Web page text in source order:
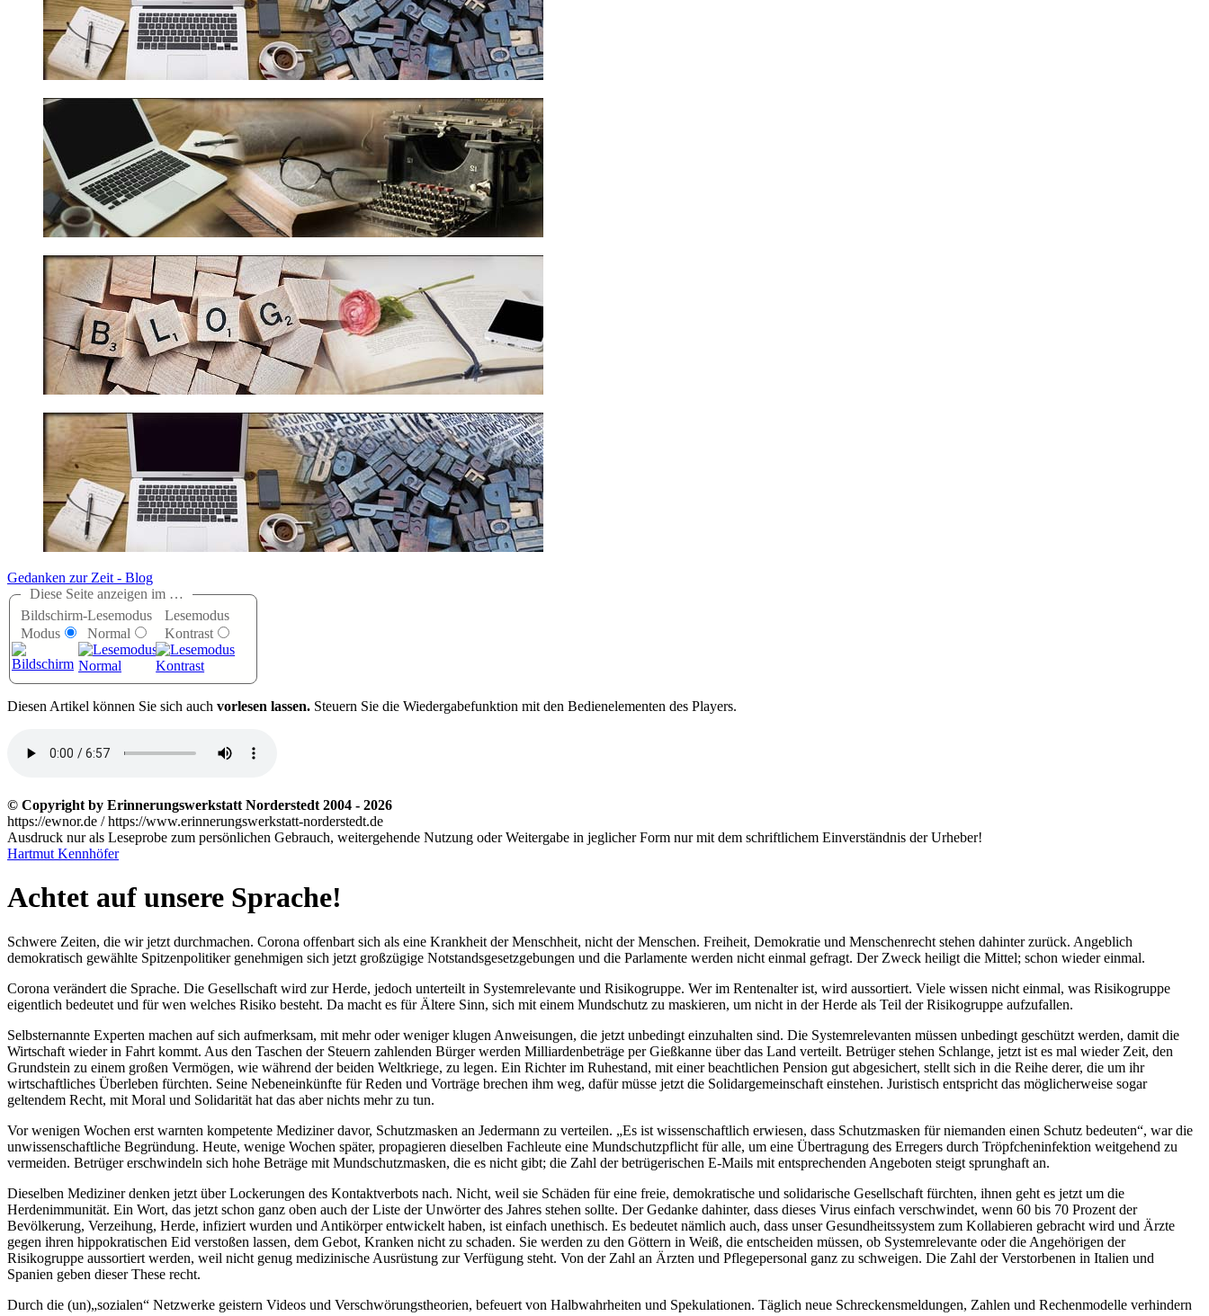
Gedanken zur Zeit - Blog
Diese Seite anzeigen im …
Bildschirm-
Modus
Lesemodus
Normal
Lesemodus
Kontrast
Diesen Artikel können Sie sich auch vorlesen lassen. Steuern Sie die Wiedergabefunktion mit den Bedienelementen des Players.
© Copyright by Erinnerungswerkstatt Norderstedt 2004 - 2026
https://ewnor.de / https://www.erinnerungswerkstatt-norderstedt.de
Ausdruck nur als Leseprobe zum persönlichen Gebrauch, weitergehende Nutzung oder Weitergabe in jeglicher Form nur mit dem schriftlichem Einverständnis der Urheber!
Hartmut Kennhöfer
Achtet auf unsere Sprache!
Schwere Zeiten, die wir jetzt durchmachen. Corona offenbart sich als eine Krankheit der Menschheit, nicht der Menschen. Freiheit, Demokratie und Menschenrecht stehen dahinter zurück. Angeblich
demokratisch gewählte Spitzenpolitiker genehmigen sich jetzt großzügige Notstandsgesetzgebungen und die Parlamente werden nicht einmal gefragt. Der Zweck heiligt die Mittel; schon wieder einmal.
Corona verändert die Sprache. Die Gesellschaft wird zur Herde, jedoch unterteilt in Systemrelevante und Risikogruppe. Wer im Rentenalter ist, wird aussortiert. Viele wissen nicht einmal, was Risikogruppe
eigentlich bedeutet und für wen welches Risiko besteht. Da macht es für Ältere Sinn, sich mit einem Mundschutz zu maskieren, um nicht in der Herde als Teil der Risikogruppe aufzufallen.
Selbsternannte Experten machen auf sich aufmerksam, mit mehr oder weniger klugen Anweisungen, die jetzt unbedingt einzuhalten sind. Die Systemrelevanten müssen unbedingt geschützt werden, damit die
Wirtschaft wieder in Fahrt kommt. Aus den Taschen der Steuern zahlenden Bürger werden Milliardenbeträge per Gießkanne über das Land verteilt. Betrüger stehen Schlange, jetzt ist es mal wieder Zeit, den
Grundstein zu einem großen Vermögen, wie während der beiden Weltkriege, zu legen. Ein Richter im Ruhestand, mit einer beachtlichen Pension gut abgesichert, stellt sich in die Reihe derer, die um ihr
wirtschaftliches Überleben fürchten. Seine Nebeneinkünfte für Reden und Vorträge brechen ihm weg, dafür müsse jetzt die Solidargemeinschaft einstehen. Juristisch entspricht das möglicherweise sogar
geltendem Recht, mit Moral und Solidarität hat das aber nichts mehr zu tun.
Vor wenigen Wochen erst warnten kompetente Mediziner davor, Schutzmasken an Jedermann zu verteilen.
Es ist wissenschaftlich erwiesen, dass Schutzmasken für niemanden einen Schutz bedeuten , war die
unwissenschaftliche Begründung. Heute, wenige Wochen später, propagieren dieselben Fachleute eine Mundschutzpflicht für alle, um eine Übertragung des Erregers durch Tröpfcheninfektion weitgehend zu
vermeiden. Betrüger erschwindeln sich hohe Beträge mit Mundschutzmasken, die es nicht gibt; die Zahl der betrügerischen E-Mails mit entsprechenden Angeboten steigt sprunghaft an.
Dieselben Mediziner denken jetzt über Lockerungen des Kontaktverbots nach. Nicht, weil sie Schäden für eine freie, demokratische und solidarische Gesellschaft fürchten, ihnen geht es jetzt um die
Herdenimmunität. Ein Wort, das jetzt schon ganz oben auch der Liste der Unwörter des Jahres stehen sollte. Der Gedanke dahinter, dass dieses Virus einfach verschwindet, wenn 60 bis 70 Prozent der
Bevölkerung, Verzeihung, Herde, infiziert wurden und Antikörper entwickelt haben, ist einfach unethisch. Es bedeutet nämlich auch, dass unser Gesundheitssystem zum Kollabieren gebracht wird und Ärzte
gegen ihren hippokratischen Eid verstoßen lassen, dem Gebot, Kranken nicht zu schaden. Sie werden zu den Göttern in Weiß, die entscheiden müssen, ob Systemrelevante oder die Angehörigen der
Risikogruppe aussortiert werden, weil nicht genug medizinische Ausrüstung zur Verfügung steht. Von der Zahl an Ärzten und Pflegepersonal ganz zu schweigen. Die Zahl der Verstorbenen in Italien und
Spanien geben dieser These recht.
Durch die (un) sozialen
Netzwerke geistern Videos und Verschwörungstheorien, befeuert von Halbwahrheiten und Spekulationen. Täglich neue Schreckensmeldungen, Zahlen und Rechenmodelle verhindern